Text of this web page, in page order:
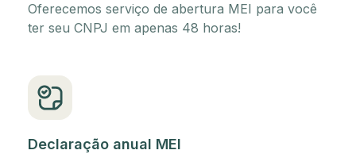
Oferecemos serviço de abertura MEI para você
ter seu CNPJ em apenas 48 horas!
Declaração anual MEI